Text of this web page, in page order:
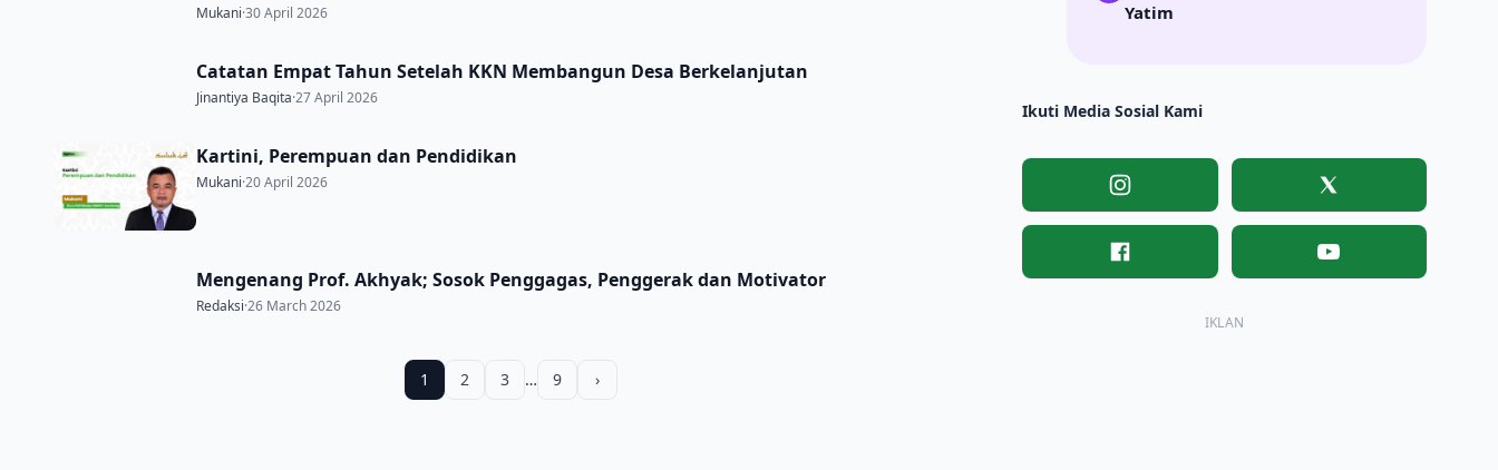
Mukani·30 April 2026
Catatan Empat Tahun Setelah KKN Membangun Desa Berkelanjutan
Jinantiya Baqita·27 April 2026
Kartini, Perempuan dan Pendidikan
Mukani·20 April 2026
Mengenang Prof. Akhyak; Sosok Penggagas, Penggerak dan Motivator
Redaksi·26 March 2026
1 2 3 … 9 ›
Yatim
Ikuti Media Sosial Kami
Instagram X
Facebook YouTube
IKLAN